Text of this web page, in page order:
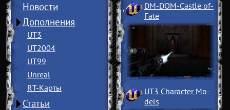
Новости
Дополнения
UT3
UT2004
UT99
Unreal
RT-Карты
Статьи
DM-DOM-Castle of­
Fate
UT3 Character Mo­
dels